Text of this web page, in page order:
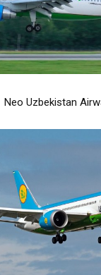
Neo Uzbekistan